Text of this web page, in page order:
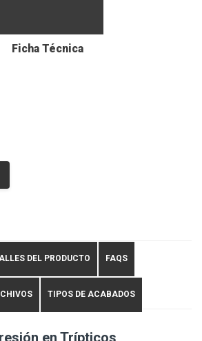
Ficha Técnica
DEL PRODUCTO FAQS
TIPOS DE ACABADOS
en Trípticos